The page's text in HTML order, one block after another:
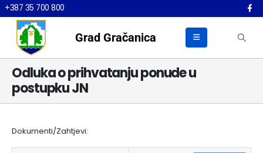
+387 35 700 800
Grad Gračanica
Odluka o prihvatanju ponude u
postupku JN
Dokumenti/Zahtjevi: